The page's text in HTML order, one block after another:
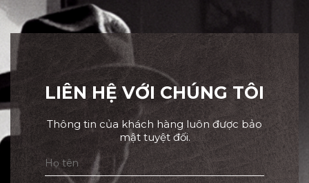
LIÊN HỆ VỚI CHÚNG TÔI
Thông tin của khách hàng luôn được bảo
mật tuyệt đối.